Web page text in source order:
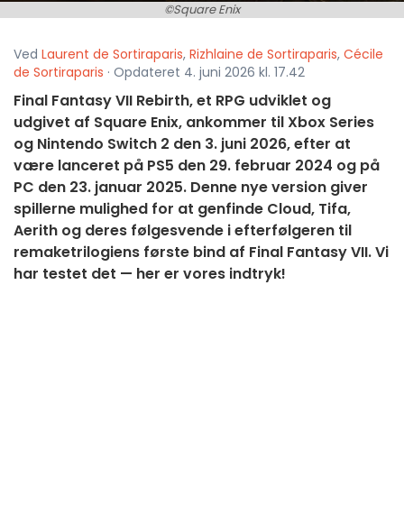
©Square Enix
Ved Laurent de Sortiraparis, Rizhlaine de Sortiraparis, Cécile
de Sortiraparis · Opdateret 4. juni 2026 kl. 17.42
Final Fantasy VII Rebirth, et RPG udviklet og
udgivet af Square Enix, ankommer til Xbox Series
og Nintendo Switch 2 den 3. juni 2026, efter at
være lanceret på PS5 den 29. februar 2024 og på
PC den 23. januar 2025. Denne nye version giver
spillerne mulighed for at genfinde Cloud, Tifa,
Aerith og deres følgesvende i efterfølgeren til
remaketrilogiens første bind af Final Fantasy VII. Vi
har testet det — her er vores indtryk!